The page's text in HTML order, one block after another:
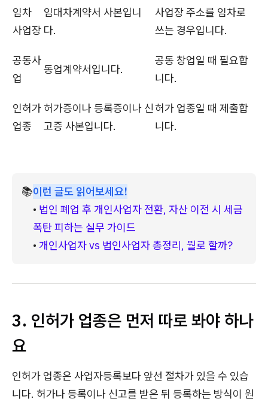
임차
사업장
임대차계약서 사본입니
다.
사업장 주소를 임차로
쓰는 경우입니다.
공동사
업
동업계약서입니다.
공동 창업일 때 필요합
니다.
인허가
업종
허가증이나 등록증이나 신
고증 사본입니다.
허가 업종일 때 제출합
니다.
📚이런 글도 읽어보세요!
• 법인 폐업 후 개인사업자 전환, 자산 이전 시 세금
폭탄 피하는 실무 가이드
• 개인사업자 vs 법인사업자 총정리, 뭘로 할까?
3. 인허가 업종은 먼저 따로 봐야 하나
요
인허가 업종은 사업자등록보다 앞선 절차가 있을 수 있습
니다. 허가나 등록이나 신고를 받은 뒤 등록하는 방식이 원